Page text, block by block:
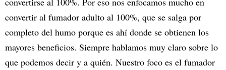
convertir al fumador adulto al 100%, que se salga por
completo del humo porque es ahí donde se obtienen los
mayores beneficios. Siempre hablamos muy claro sobre lo
que podemos decir y a quién. Nuestro foco es el fumador